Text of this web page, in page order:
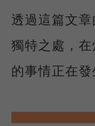
透過這篇文
獨特之處，
的事情正在發